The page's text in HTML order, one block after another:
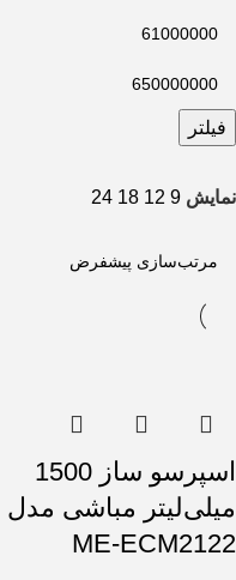
فیلتر
نمایش 9
12
18
24
اسپرسو ساز 1500
میلی‌لیتر مباشی مدل
ME-ECM2122